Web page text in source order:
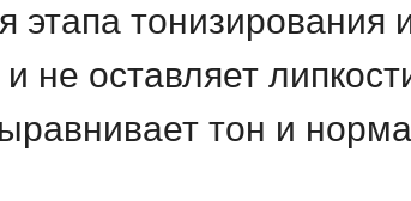
этапа тонизирования
и не оставляет
тон и